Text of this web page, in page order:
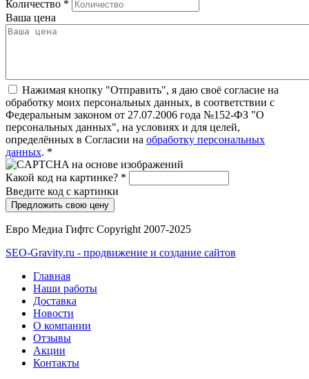
Количество *
Ваша цена
Нажимая кнопку "Отправить", я даю своё согласие на
обработку моих персональных данных, в соответствии с
Федеральным законом от 27.07.2006 года №152-ФЗ "О
персональных данных", на условиях и для целей,
определённых в Согласии на обработку персональных
данных. *
Какой код на картинке? *
Введите код с картинки
Евро Медиа Гифтс Copyright 2007-2025
SEO-Gravity.ru - продвижение и создание сайтов
Главная
Наши работы
Доставка
Новости
О компании
Отзывы
Акции
Контакты